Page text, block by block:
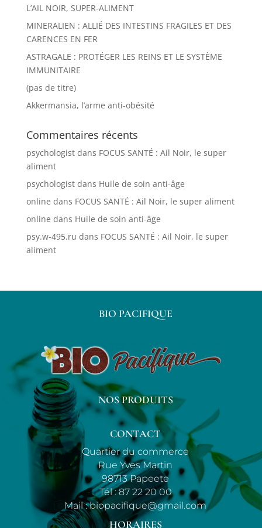
L’AIL NOIR, SUPER-ALIMENT
MINERALIEN : ALLIÉ DES INTESTINS FRAGILES ET DES
CARENCES EN FER
ASTRAGALE : PROTÉGER LES REINS ET LE SYSTÈME
IMMUNITAIRE
(pas de titre)
Akkermansia, l’arme anti-obésité
Commentaires récents
psychologistdans FOCUS SANTÉ : Ail Noir, le super
aliment
psychologistdans Huile de soin anti-âge
online dans FOCUS SANTÉ : Ail Noir, le super aliment
online dans Huile de soin anti-âge
psy.w-495.ru dans FOCUS SANTÉ : Ail Noir, le super
aliment
BIO PACIFIQUE
NOS PRODUITS
CONTACT
Quartier du commerce
Rue Yves Martin
98713 Papeete
Tél :87 22 20 00
Mail :biopacifique@gmail.com
HORAIRES